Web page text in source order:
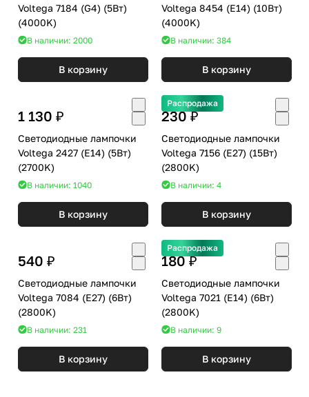
Voltega 7184 (G4) (5Вт)
(4000K)
В наличии: 2000
В корзину
Voltega 8454 (E14) (10Вт)
(4000K)
В наличии: 384
В корзину
1 130 ₽
Светодиодные лампочки
Voltega 2427 (E14) (5Вт)
(2700K)
В наличии: 1040
В корзину
Распродажа
230 ₽
Светодиодные лампочки
Voltega 7156 (E27) (15Вт)
(2800K)
В наличии: 4
В корзину
540 ₽
Светодиодные лампочки
Voltega 7084 (E27) (6Вт)
(2800K)
В наличии: 231
В корзину
Распродажа
180 ₽
Светодиодные лампочки
Voltega 7021 (E14) (6Вт)
(2800K)
В наличии: 9
В корзину